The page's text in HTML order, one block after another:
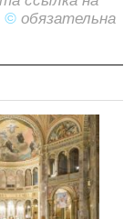
© обязательна